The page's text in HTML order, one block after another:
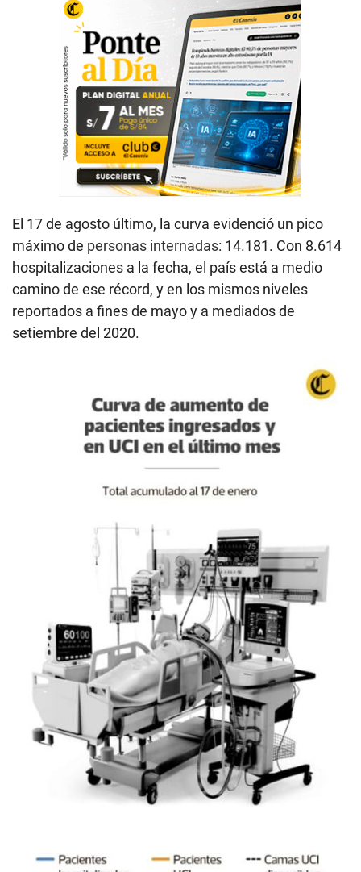
El 17 de agosto último, la curva evidenció un pico
máximo de personas internadas: 14.181. Con 8.614
hospitalizaciones a la fecha, el país está a medio
camino de ese récord, y en los mismos niveles
reportados a fines de mayo y a mediados de
setiembre del 2020.